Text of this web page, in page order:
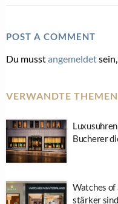
POST A COMMENT
Du musstangemeldet
VERWANDTE THEMEN
Bucherer
Watches of
stärker